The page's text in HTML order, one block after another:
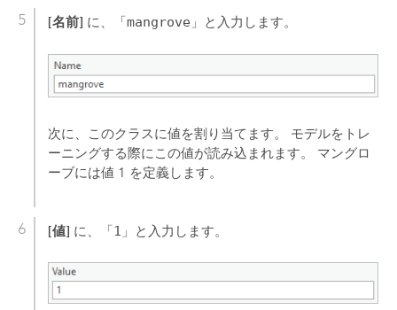
[名前] に、「mangrove 」と入力します。
次に、このクラスに値を割り当てます。 モデルをトレ
ーニングする際にこの値が読み込まれます。 マングロ
ーブには値 1 を定義します。
[値] に、「1 」と入力します。